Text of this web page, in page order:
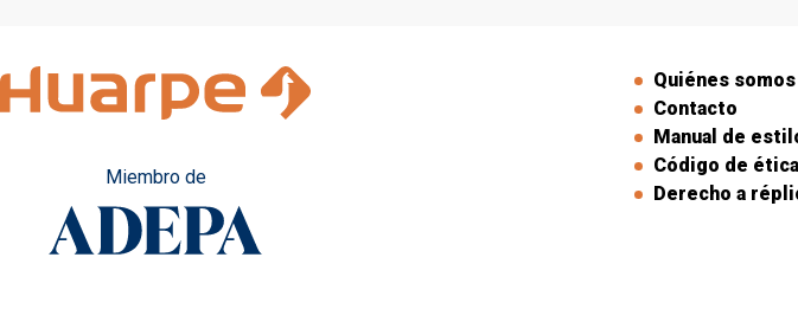
Miembro de
Quiénes somos
Contacto
Manual de
Código de ética
Derecho a